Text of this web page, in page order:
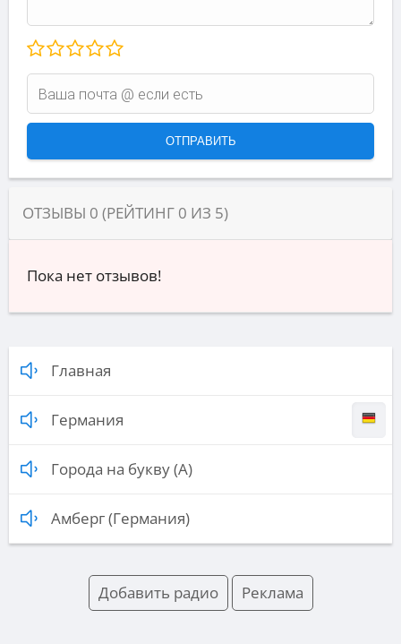
ОТЗЫВЫ 0 (РЕЙТИНГ 0 ИЗ 5)
Пока нет отзывов!
Главная
Германия
Города на букву (А)
Амберг (Германия)
Добавить радио Реклама